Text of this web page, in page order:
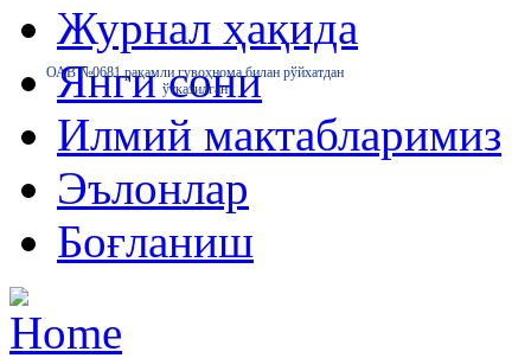
Журнал ҳақида
Янги сони
Илмий мактабларимиз
Эълонлар
Боғланиш
ОАВ №0681 рақамли гувоҳнома билан рўйхатдан
ўтказилган